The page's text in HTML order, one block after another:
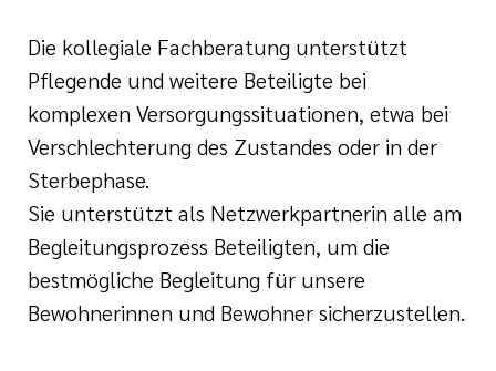
Die kollegiale Fachberatung unterstützt
Pflegende und weitere Beteiligte bei
komplexen Versorgungssituationen, etwa bei
Verschlechterung des Zustandes oder in der
Sterbephase.
Sie unterstützt als Netzwerkpartnerin alle am
Begleitungsprozess Beteiligten, um die
bestmögliche Begleitung für unsere
Bewohnerinnen und Bewohner sicherzustellen.